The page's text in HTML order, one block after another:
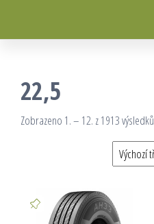
22,5
Zobrazeno 1. – 12. z 1913 výsledků